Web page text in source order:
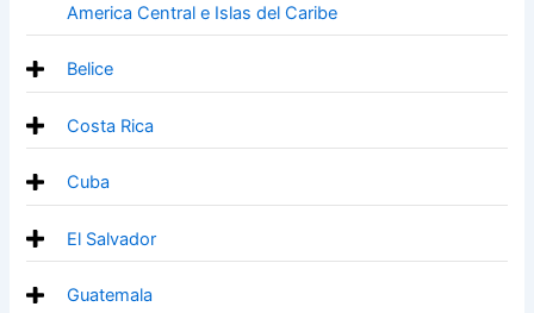
America Central e Islas del Caribe
Belice
Costa Rica
Cuba
El Salvador
Guatemala